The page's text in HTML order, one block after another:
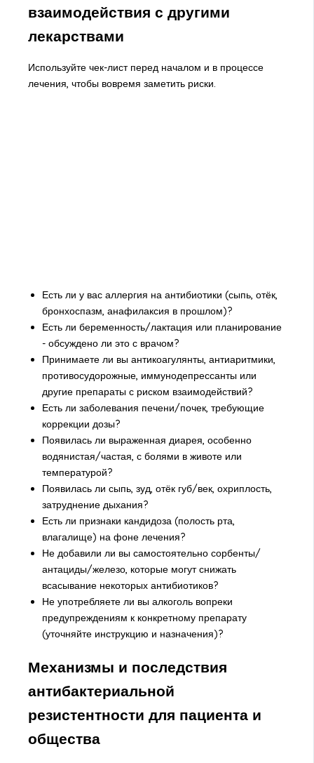
взаимодействия с другими
лекарствами
Используйте чек-лист перед началом и в процессе
лечения, чтобы вовремя заметить риски.
Есть ли у вас аллергия на антибиотики (сыпь, отёк,
бронхоспазм, анафилаксия в прошлом)?
Есть ли беременность/лактация или планирование
- обсуждено ли это с врачом?
Принимаете ли вы антикоагулянты, антиаритмики,
противосудорожные, иммунодепрессанты или
другие препараты с риском взаимодействий?
Есть ли заболевания печени/почек, требующие
коррекции дозы?
Появилась ли выраженная диарея, особенно
водянистая/частая, с болями в животе или
температурой?
Появилась ли сыпь, зуд, отёк губ/век, охриплость,
затруднение дыхания?
Есть ли признаки кандидоза (полость рта,
влагалище) на фоне лечения?
Не добавили ли вы самостоятельно сорбенты/
антациды/железо, которые могут снижать
всасывание некоторых антибиотиков?
Не употребляете ли вы алкоголь вопреки
предупреждениям к конкретному препарату
(уточняйте инструкцию и назначения)?
Механизмы и последствия
антибактериальной
резистентности для пациента и
общества